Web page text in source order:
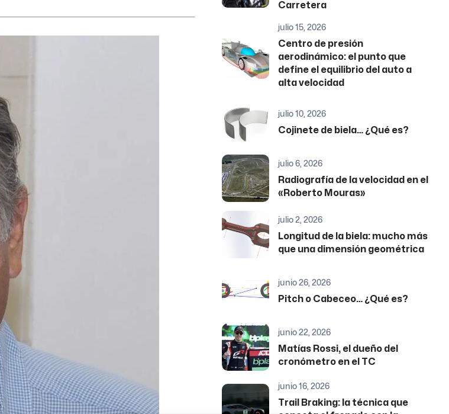
Carretera
julio 15, 2026
Centro de presión
aerodinámico: el punto que
define el equilibrio del auto a
alta velocidad
julio 10, 2026
Cojinete de biela… ¿Qué es?
julio 6, 2026
Radiografía de la velocidad en el
«Roberto Mouras»
julio 2, 2026
Longitud de la biela: mucho más
que una dimensión geométrica
junio 26, 2026
Pitch o Cabeceo… ¿Qué es?
junio 22, 2026
Matías Rossi, el dueño del
cronómetro en el TC
junio 16, 2026
Trail Braking: la técnica que